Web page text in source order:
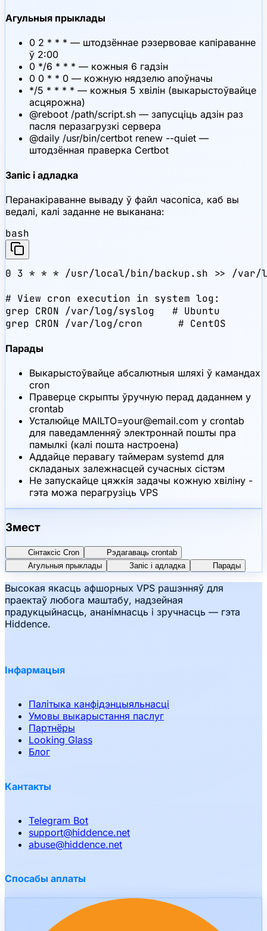
Агульныя прыклады
0 2 * * * — штодзённае рэзервовае капіраванне
ў 2:00
0 */6 * * * — кожныя 6 гадзін
0 0 * * 0 — кожную нядзелю апоўначы
*/5 * * * * — кожныя 5 хвілін (выкарыстоўвайце
асцярожна)
@reboot /path/script.sh — запусціць адзін раз
пасля перазагрузкі сервера
@daily /usr/bin/certbot renew --quiet —
штодзённая праверка Certbot
Запіс і адладка
Перанакіраванне вываду ў файл часопіса, каб вы
ведалі, калі заданне не выканана:
bash
0 3 * * * /usr/local/bin/backup.sh >> /var/
# View cron execution in system log:
grep CRON /var/log/syslog   # Ubuntu
grep CRON /var/log/cron      # CentOS
Парады
Выкарыстоўвайце абсалютныя шляхі ў камандах
cron
Праверце скрыпты ўручную перад даданнем у
crontab
Усталюйце MAILTO=your@email.com у crontab
для паведамленняў электроннай пошты пра
памылкі (калі пошта настроена)
Аддайце перавагу таймерам systemd для
складаных залежнасцей сучасных сістэм
Не запускайце цяжкія задачы кожную хвіліну -
гэта можа перагрузіць VPS
Змест
Сінтаксіс Cron
Рэдагаваць crontab
Агульныя прыклады
Запіс і адладка Парады
Высокая якасць афшорных VPS рашэнняў для
праектаў любога маштабу, надзейная
прадукцыйнасць, ананімнасць і зручнасць — гэта
Hiddence.
Інфармацыя
Палітыка канфідэнцыяльнасці
Умовы выкарыстання паслуг
Партнёры
Looking Glass
Блог
Кантакты
Telegram Bot
support@hiddence.net
abuse@hiddence.net
Спосабы аплаты